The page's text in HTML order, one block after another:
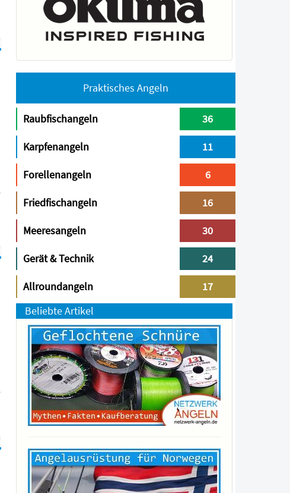
Praktisches Angeln
Raubfischangeln 36
Karpfenangeln 11
Forellenangeln 6
Friedfischangeln 16
Meeresangeln 30
Gerät & Technik 24
Allroundangeln
17
Beliebte Artikel